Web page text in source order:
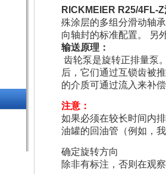
RICKMEIER R25/4FL-
殊涂层的多组分滑动轴
向轴封的标准配置。 另
输送原理：
齿轮泵是旋转正排量泵
后，它们通过互锁齿被
的介质可通过流入来补
注意：
如果必须在较长时间内
油罐的回油管（例如，
确定旋转方向
除非有标注，否则在观